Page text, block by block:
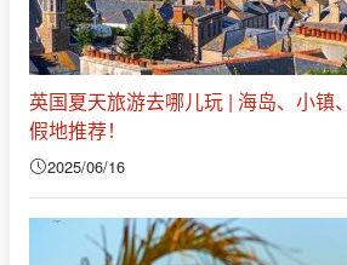
英国夏天旅游去哪儿玩 | 海岛、小镇
假地推荐！
2025/06/16